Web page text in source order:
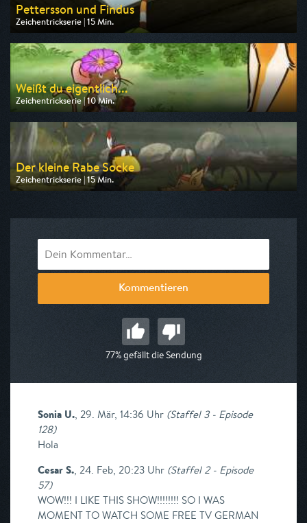
Pettersson und Findus
Zeichentrickserie | 15 Min.
Ausgestrahlt von ZDF
am 09.08.2026, 06:45
Weißt du eigentlich...
Zeichentrickserie | 10 Min.
Ausgestrahlt von KiKA
am 08.08.2026, 09:10
Der kleine Rabe Socke
Zeichentrickserie | 15 Min.
Ausgestrahlt von KiKA
Kommentieren
77% gefällt die Sendung
Sonia U., 29. Mär, 14:36 Uhr (Staffel 3 - Episode
128)
Hola
Cesar S., 24. Feb, 20:23 Uhr (Staffel 2 - Episode
57)
WOW!!! I LIKE THIS SHOW!!!!!!!! SO I WAS
MOMENT TO WATCH SOME FREE TV GERMAN